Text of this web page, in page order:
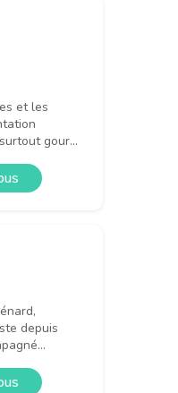
et les
gour...
depuis